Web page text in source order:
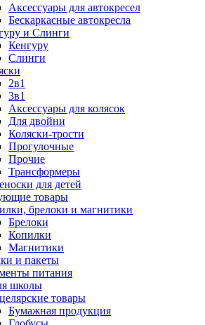
Аксессуары для автокресел
Бескаркасные автокресла
и Слинги
Кенгуру
Слинги
2в1
3в1
Аксессуары для колясок
Для двойни
Коляски-трости
Прогулочные
Прочие
Трансформеры
для детей
товары
брелоки и магнитики
Брелоки
Копилки
Магнитики
и пакеты
питания
школы
товары
Бумажная продукция